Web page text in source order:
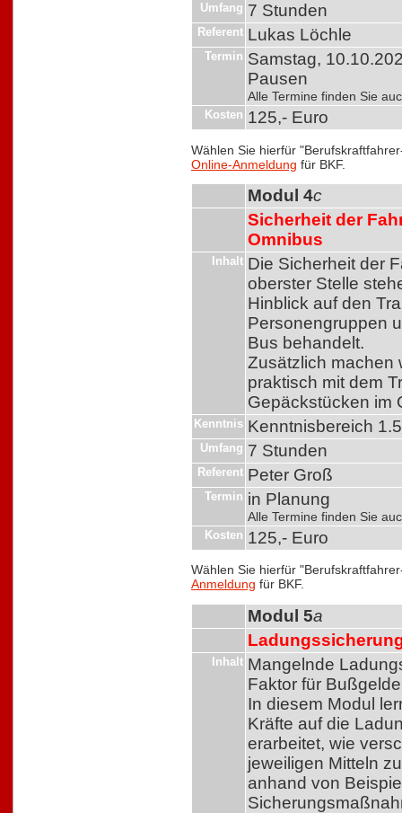
Umfang 7 Stunden
Referent Lukas Löchle
Termin Samstag,
Pausen
Alle Termine finden Sie
Kosten 125,- Euro
Wählen Sie hierfür
Online-Anmeldung für BKF.
Modul 4c
Sicherheit der
Omnibus
Inhalt Die Sicherheit der
oberster Stelle
Hinblick auf den
Personengruppen
Bus behandelt.
Zusätzlich machen
praktisch mit dem
Gepäckstücken im
Kenntnis Kenntnisbereich
Umfang 7 Stunden
Referent Peter Groß
Termin in Planung
Alle Termine finden Sie
Kosten 125,- Euro
Wählen Sie hierfür
Anmeldung für BKF.
Modul 5a
Inhalt Mangelnde
Faktor für
In diesem Modul
Kräfte auf die
erarbeitet, wie
jeweiligen Mitteln
anhand von